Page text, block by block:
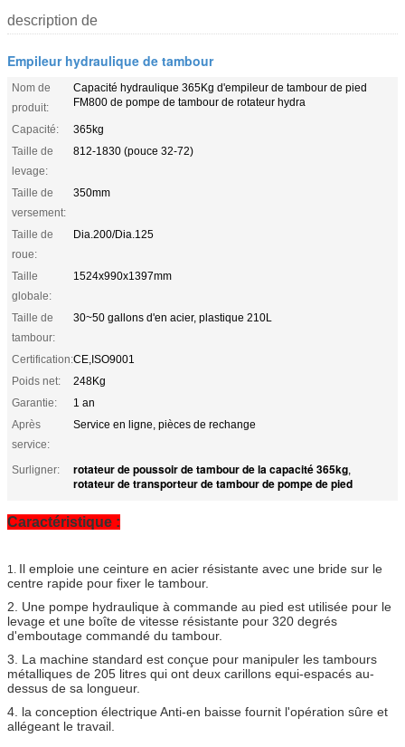
description de
Empileur hydraulique de tambour
Nom de
produit:
Capacité hydraulique 365Kg d'empileur de tambour de pied
FM800 de pompe de tambour de rotateur hydra
Capacité:
365kg
Taille de
levage:
812-1830 (pouce 32-72)
Taille de
versement:
350mm
Taille de
roue:
Dia.200/Dia.125
Taille
globale:
1524x990x1397mm
Taille de
tambour:
30~50 gallons d'en acier, plastique 210L
Certification:CE,ISO9001
Poids net:
248Kg
Garantie:
1 an
Après
service:
Service en ligne, pièces de rechange
Surligner: rotateur de poussoir de tambour de la capacité 365kg,
rotateur de transporteur de tambour de pompe de pied
Caractéristique :
1. Il emploie une ceinture en acier résistante avec une bride sur le
centre rapide pour fixer le tambour.
2. Une pompe hydraulique à commande au pied est utilisée pour le
levage et une boîte de vitesse résistante pour 320 degrés
d'emboutage commandé du tambour.
3. La machine standard est conçue pour manipuler les tambours
métalliques de 205 litres qui ont deux carillons equi-espacés au-
dessus de sa longueur.
4. la conception électrique Anti-en baisse fournit l'opération sûre et
allégeant le travail.